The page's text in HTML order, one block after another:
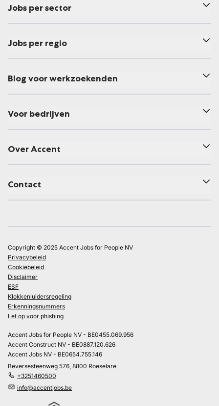
Jobs per sector
Jobs per regio
Blog voor werkzoekenden
Voor bedrijven
Over Accent
Contact
Copyright © 2025 Accent Jobs for People NV
Privacybeleid
Cookiebeleid
Disclaimer
ESF
Klokkenluidersregeling
Erkenningsnummers
Let op voor phishing
Accent Jobs for People NV - BE0455.069.956
Accent Construct NV - BE0887.120.626
Accent Jobs NV - BE0654.755.146
Beversesteenweg 576, 8800 Roeselare
+3251460500
info@accentjobs.be